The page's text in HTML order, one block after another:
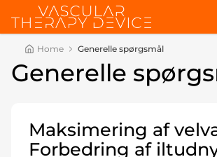
Home Generelle spørgsmål
Generelle
Maksimering af
Forbedring af